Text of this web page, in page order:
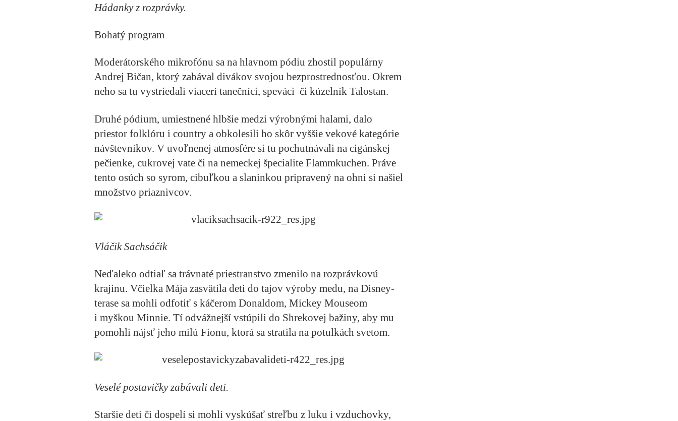
Hádanky z rozprávky.
Bohatý program
Moderátorského mikrofónu sa na hlavnom pódiu zhostil populárny
Andrej Bičan, ktorý zabával divákov svojou bezprostrednosťou. Okrem
neho sa tu vystriedali viacerí tanečníci, speváci či kúzelník Talostan.
Druhé pódium, umiestnené hlbšie medzi výrobnými halami, dalo
priestor folklóru i country a obkolesili ho skôr vyššie vekové kategórie
návštevníkov. V uvoľnenej atmosfére si tu pochutnávali na cigánskej
pečienke, cukrovej vate či na nemeckej špecialite Flammkuchen. Práve
tento osúch so syrom, cibuľkou a slaninkou pripravený na ohni si našiel
množstvo priaznivcov.
Vláčik Sachsáčik
Neďaleko odtiaľ sa trávnaté priestranstvo zmenilo na rozprávkovú
krajinu. Včielka Mája zasvätila deti do tajov výroby medu, na Disney-
terase sa mohli odfotiť s káčerom Donaldom, Mickey Mouseom
i myškou Minnie. Tí odvážnejší vstúpili do Shrekovej bažiny, aby mu
pomohli nájsť jeho milú Fionu, ktorá sa stratila na potulkách svetom.
Veselé postavičky zabávali deti.
Staršie deti či dospelí si mohli vyskúšať streľbu z luku i vzduchovky,